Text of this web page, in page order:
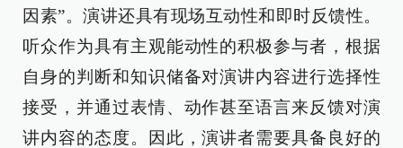
因素”。演讲还具有现场互动性和即时反馈性。
听众作为具有主观能动性的积极参与者，根据
自身的判断和知识储备对演讲内容进行选择性
接受，并通过表情、动作甚至语言来反馈对演
讲内容的态度。因此，演讲者需要具备良好的